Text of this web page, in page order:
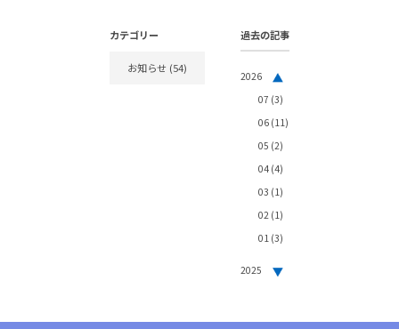
カテゴリー
お知らせ (54)
過去の記事
2026
07 (3)
06 (11)
05 (2)
04 (4)
03 (1)
02 (1)
01 (3)
2025